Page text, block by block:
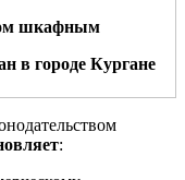
шкафным
в городе Кургане
: